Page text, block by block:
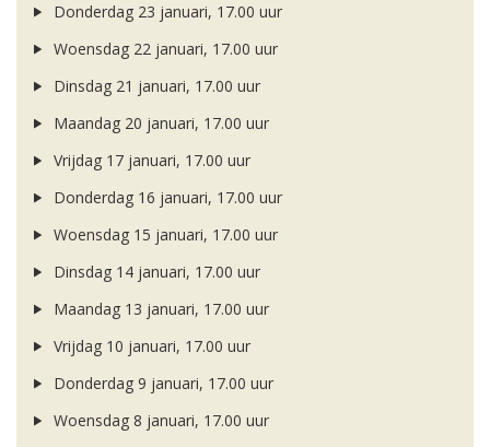
Donderdag 23 januari, 17.00 uur
Woensdag 22 januari, 17.00 uur
Dinsdag 21 januari, 17.00 uur
Maandag 20 januari, 17.00 uur
Vrijdag 17 januari, 17.00 uur
Donderdag 16 januari, 17.00 uur
Woensdag 15 januari, 17.00 uur
Dinsdag 14 januari, 17.00 uur
Maandag 13 januari, 17.00 uur
Vrijdag 10 januari, 17.00 uur
Donderdag 9 januari, 17.00 uur
Woensdag 8 januari, 17.00 uur